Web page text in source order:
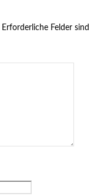
Erforderliche Felder sind